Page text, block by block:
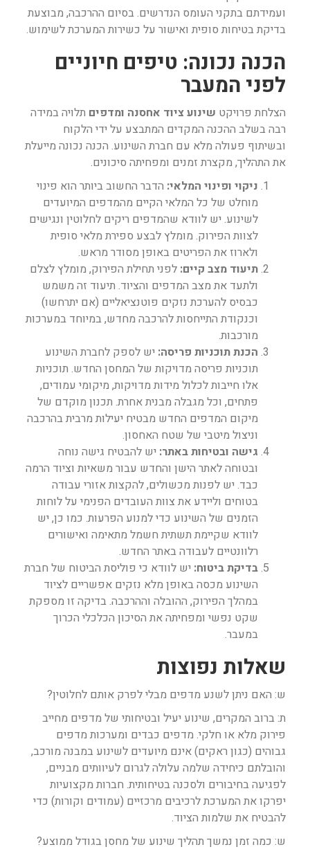
ועמידתם בתקני העומס הנדרשים. בסיום ההרכבה, מבוצעת
בדיקת בטיחות סופית ואישור על כשירות המערכת לשימוש.
הכנה נכונה: טיפים חיוניים
לפני המעבר
הצלחת פרויקט שינוע ציוד אחסנה ומדפים תלויה במידה
רבה בשלב ההכנה המקדים המתבצע על ידי הלקוח
ובשיתוף פעולה מלא עם חברת השינוע. הכנה נכונה מייעלת
את התהליך, מקצרת זמנים ומפחיתה סיכונים.
ניקוי ופינוי המלאי: הדבר החשוב ביותר הוא פינוי
מוחלט של כל המלאי הקיים מהמדפים המיועדים
לשינוע. יש לוודא שהמדפים ריקים לחלוטין ונגישים
לצוות הפירוק. מומלץ לבצע ספירת מלאי סופית
ולארוז את הפריטים באופן מסודר מראש.
תיעוד מצב קיים: לפני תחילת הפירוק, מומלץ לצלם
ולתעד את מצב המדפים והציוד. תיעוד זה משמש
כבסיס להערכת נזקים פוטנציאליים (אם יתרחשו)
וכנקודת התייחסות להרכבה מחדש, במיוחד במערכות
מורכבות.
הכנת תוכניות פריסה: יש לספק לחברת השינוע
תוכניות פריסה מדויקות של המחסן החדש. תוכניות
אלו חייבות לכלול מידות מדויקות, מיקומי עמודים,
פתחים, וכל מגבלה מבנית אחרת. תכנון מוקדם של
מיקום המדפים החדש מבטיח יעילות מרבית בהרכבה
וניצול מיטבי של שטח האחסון.
גישה ובטיחות באתר: יש להבטיח גישה נוחה
ובטוחה לאתר הישן והחדש עבור משאיות וציוד הרמה
כבד. יש לפנות מכשולים, להקצות אזורי עבודה
בטוחים וליידע את צוות העובדים הפנימי על לוחות
הזמנים של השינוע כדי למנוע הפרעות. כמו כן, יש
לוודא שקיימת תשתית חשמל מתאימה ואישורים
רלוונטיים לעבודה באתר החדש.
בדיקת ביטוח: יש לוודא כי פוליסת הביטוח של חברת
השינוע מכסה באופן מלא נזקים אפשריים לציוד
במהלך הפירוק, ההובלה וההרכבה. בדיקה זו מספקת
שקט נפשי ומפחיתה את הסיכון הכלכלי הכרוך
במעבר.
שאלות נפוצות
ש: האם ניתן לשנע מדפים מבלי לפרק אותם לחלוטין?
ת: ברוב המקרים, שינוע יעיל ובטיחותי של מדפים מחייב
פירוק מלא או חלקי. מדפים כבדים ומערכות מדפים
גבוהים (כגון ראקים) אינם מיועדים לשינוע במבנה מורכב,
והובלתם כיחידה שלמה עלולה לגרום לעיוותים מבניים,
לפגיעה בחיבורים ולסכנה בטיחותית. חברות מקצועיות
יפרקו את המערכת לרכיבים מרכזיים (עמודים וקורות) כדי
להבטיח את שלמות הציוד.
ש: כמה זמן נמשך תהליך שינוע של מחסן בגודל ממוצע?